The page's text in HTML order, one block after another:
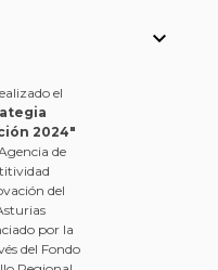

el
2024"
de
del
por la
del Fondo